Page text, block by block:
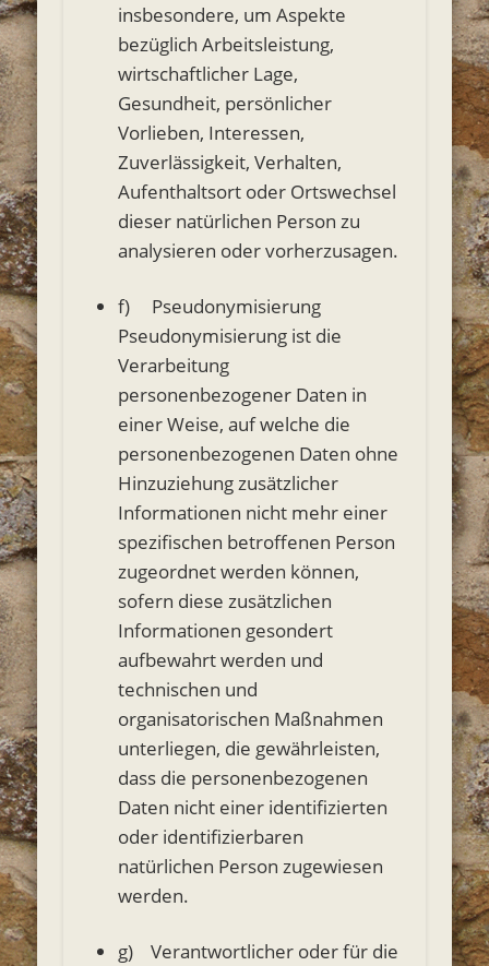
insbesondere, um Aspekte
bezüglich Arbeitsleistung,
wirtschaftlicher Lage,
Gesundheit, persönlicher
Vorlieben, Interessen,
Zuverlässigkeit, Verhalten,
Aufenthaltsort oder Ortswechsel
dieser natürlichen Person zu
analysieren oder vorherzusagen.
f) Pseudonymisierung
Pseudonymisierung ist die
Verarbeitung
personenbezogener Daten in
einer Weise, auf welche die
personenbezogenen Daten ohne
Hinzuziehung zusätzlicher
Informationen nicht mehr einer
spezifischen betroffenen Person
zugeordnet werden können,
sofern diese zusätzlichen
Informationen gesondert
aufbewahrt werden und
technischen und
organisatorischen Maßnahmen
unterliegen, die gewährleisten,
dass die personenbezogenen
Daten nicht einer identifizierten
oder identifizierbaren
natürlichen Person zugewiesen
werden.
g) Verantwortlicher oder für die